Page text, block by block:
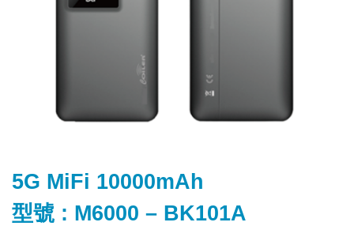
5G MiFi 10000mAh
型號 : M6000 – BK101A